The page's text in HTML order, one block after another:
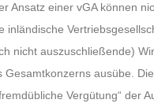
Ansatz einer vGA können
nicht auszuschließende)
ausübe.
Vergütung“ der